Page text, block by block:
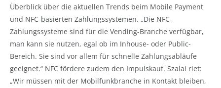
Überblick über die aktuellen Trends beim Mobile Payment
und NFC-basierten Zahlungssystemen. „Die NFC-
Zahlungssysteme sind für die Vending-Branche verfügbar,
man kann sie nutzen, egal ob im Inhouse- oder Public-
Bereich. Sie sind vor allem für schnelle Zahlungsabläufe
geeignet.“ NFC fördere zudem den Impulskauf. Szalai riet:
„Wir müssen mit der Mobilfunkbranche in Kontakt bleiben,